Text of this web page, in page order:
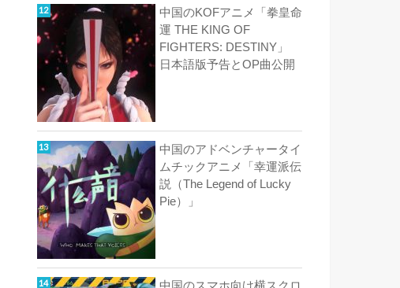
中国のKOFアニメ「拳皇命
運 THE KING OF
FIGHTERS: DESTINY」
日本語版予告とOP曲公開
中国のアドベンチャータイ
ムチックアニメ「幸運派伝
説（The Legend of Lucky
Pie）」
中国のスマホ向け横スクロ